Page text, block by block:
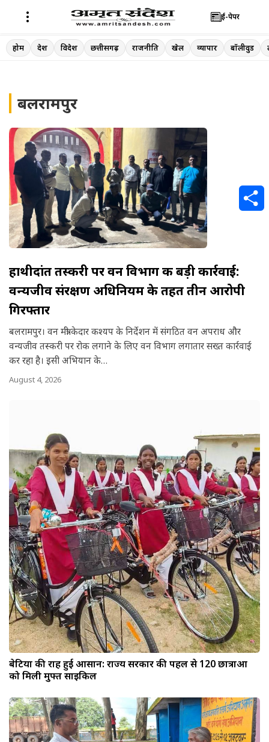
Skip
to
ई-पेपर
होम देश विदेश छत्तीसगढ़ राजनीति खेल व्यापार बॉलीवुड
बलरामपुर
हाथीदांत तस्करी पर वन विभाग की बड़ी कार्रवाई:
वन्यजीव संरक्षण अधिनियम के तहत तीन आरोपी
गिरफ्तार
बलरामपुर। वन मंत्री केदार कश्यप के निर्देशन में संगठित वन अपराध और
वन्यजीव तस्करी पर रोक लगाने के लिए वन विभाग लगातार सख्त कार्रवाई
कर रहा है। इसी अभियान के…
August 4, 2026
बेटियों की राह हुई आसान: राज्य सरकार की पहल से 120 छात्राओं
को मिली मुफ्त साइकिल
r